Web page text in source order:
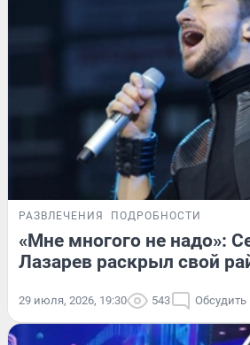
РАЗВЛЕЧЕНИЯ ПОДРОБНОСТИ
«Мне многого не надо»:
Лазарев раскрыл свой
29 июля, 2026, 19:30 543 Обсудить